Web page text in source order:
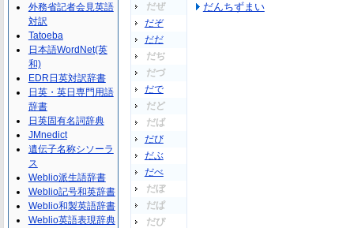
だぜ
だぞ
だだ
だぢ
だづ
だで
だど
だば
だび
だぶ
だべ
だぼ
だぱ
だぴ
だんちずまい
外務省記者会見英語
対訳
Tatoeba
日本語WordNet(英
和)
EDR日英対訳辞書
日英・英日専門用語
辞書
日英固有名詞辞典
JMnedict
遺伝子名称シソーラ
ス
Weblio派生語辞書
Weblio記号和英辞書
Weblio和製英語辞書
Weblio英語表現辞典